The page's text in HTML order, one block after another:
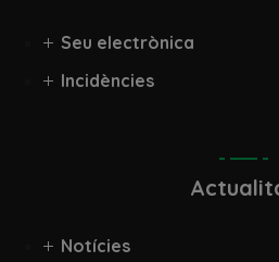
Seu electrònica
Incidències
Notícies